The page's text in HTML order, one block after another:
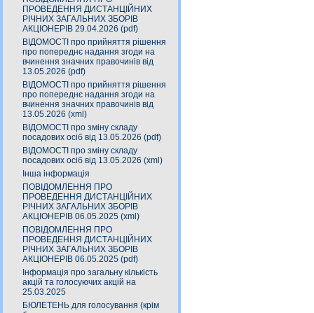
ПРОВЕДЕННЯ ДИСТАНЦІЙНИХ
РІЧНИХ ЗАГАЛЬНИХ ЗБОРІВ
АКЦІОНЕРІВ 29.04.2026 (pdf)
ВІДОМОСТІ про прийняття рішення
про попереднє надання згоди на
вчинення значних правочинів від
13.05.2026 (pdf)
ВІДОМОСТІ про прийняття рішення
про попереднє надання згоди на
вчинення значних правочинів від
13.05.2026 (xml)
ВІДОМОСТІ про зміну складу
посадових осіб від 13.05.2026 (pdf)
ВІДОМОСТІ про зміну складу
посадових осіб від 13.05.2026 (xml)
Інша інформація
ПОВІДОМЛЕННЯ ПРО
ПРОВЕДЕННЯ ДИСТАНЦІЙНИХ
РІЧНИХ ЗАГАЛЬНИХ ЗБОРІВ
АКЦІОНЕРІВ 06.05.2025 (xml)
ПОВІДОМЛЕННЯ ПРО
ПРОВЕДЕННЯ ДИСТАНЦІЙНИХ
РІЧНИХ ЗАГАЛЬНИХ ЗБОРІВ
АКЦІОНЕРІВ 06.05.2025 (pdf)
Інформація про загальну кількість
акцій та голосуючих акцій на
25.03.2025
БЮЛЕТЕНЬ для голосування (крім